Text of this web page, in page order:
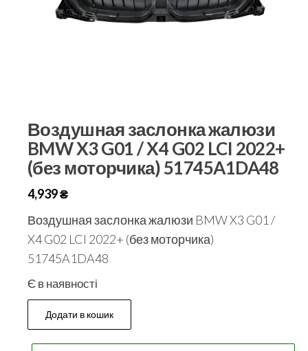
Воздушная заслонка жалюзи
BMW X3 G01 / X4 G02 LCI 2022+
(без моторчика) 51745A1DA48
4,939₴
Воздушная заслонка жалюзи BMW X3 G01 /
X4 G02 LCI 2022+ (без моторчика)
51745A1DA48
Є в наявності
Додати в кошик